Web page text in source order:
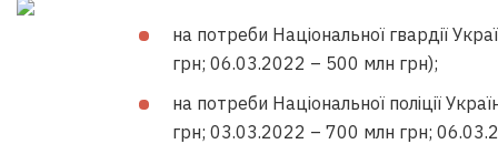
на потреби Національної гвардії
грн; 06.03.2022 – 500 млн грн);
на потреби Національної поліції
грн; 03.03.2022 – 700 млн грн;